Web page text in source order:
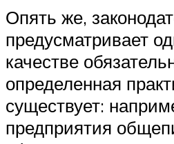
Опять же,
предусматривает
качестве
определенная
существует:
предприятия